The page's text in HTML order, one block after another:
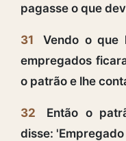
pagasse o que
31
Vendo o que
empregados
o patrão e lhe
32
Então o
disse: